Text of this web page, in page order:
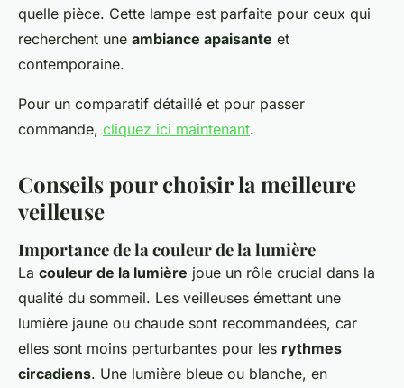
quelle pièce. Cette lampe est parfaite pour ceux qui
recherchent une ambiance apaisante et
contemporaine.
Pour un comparatif détaillé et pour passer
commande, cliquez ici maintenant.
Conseils pour choisir la meilleure
veilleuse
Importance de la couleur de la lumière
La couleur de la lumière joue un rôle crucial dans la
qualité du sommeil. Les veilleuses émettant une
lumière jaune ou chaude sont recommandées, car
elles sont moins perturbantes pour les rythmes
circadiens. Une lumière bleue ou blanche, en